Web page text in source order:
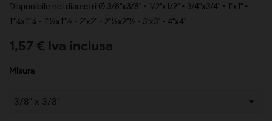
Disponibile nei diametri Ø 3/8"x3/8" • 1/2"x1/2" • 3/4"x3/4" • 1"x1" •
1"¼x1"¼ • 1"½x1"½ • 2"x2" • 2"½x2"½ • 3"x3" • 4"x4"
1,57 € Iva inclusa
Misura